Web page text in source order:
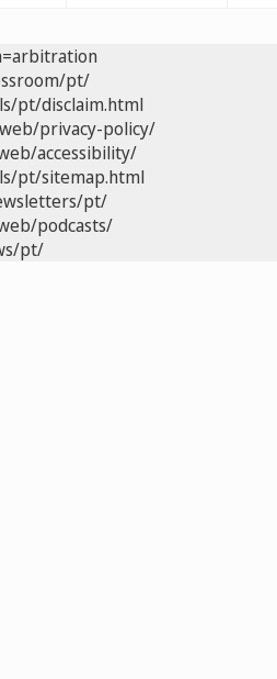
pt/
pt/disclaim.html
privacy-policy/
accessibility/
pt/sitemap.html
pt/
podcasts/
pt/